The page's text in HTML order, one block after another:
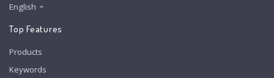
English
Top Features
Products
Keywords